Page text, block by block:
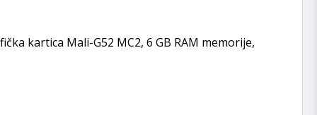
kartica Mali-G52 MC2, 6 GB RAM memorije,